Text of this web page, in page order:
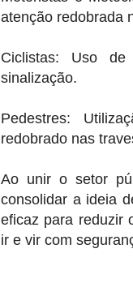
atenção redobrada
Ciclistas: Uso
sinalização.
Pedestres:
redobrado nas
Ao unir o setor
consolidar a ideia
eficaz para reduzir
ir e vir com